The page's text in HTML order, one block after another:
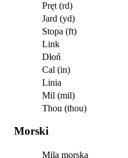
Pręt (rd)
Jard (yd)
Stopa (ft)
Link
Dłoń
Cal (in)
Linia
Mil (mil)
Thou (thou)
Morski
Mila morska